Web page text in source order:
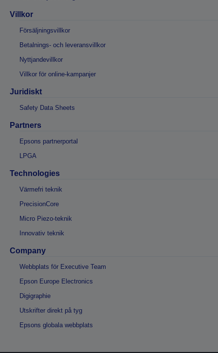
Villkor
Försäljningsvillkor
Betalnings- och leveransvillkor
Nyttjandevillkor
Villkor för online-kampanjer
Juridiskt
Safety Data Sheets
Partners
Epsons partnerportal
LPGA
Technologies
Värmefri teknik
PrecisionCore
Micro Piezo-teknik
Innovativ teknik
Company
Webbplats för Executive Team
Epson Europe Electronics
Digigraphie
Utskrifter direkt på tyg
Epsons globala webbplats